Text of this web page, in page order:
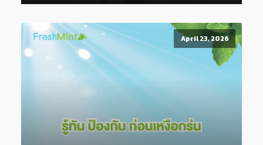
April 23, 2026